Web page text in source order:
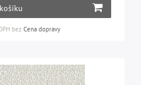
bez Cena dopravy